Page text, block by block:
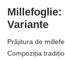
Millefoglie:
Variante
Prăjitura de
Compoziția